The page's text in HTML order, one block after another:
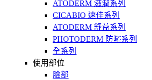
ATODERM 滋潤系列
CICABIO 速佳系列
ATODERM 舒益系列
PHOTODERM 防曬系列
全系列
使用部位
臉部